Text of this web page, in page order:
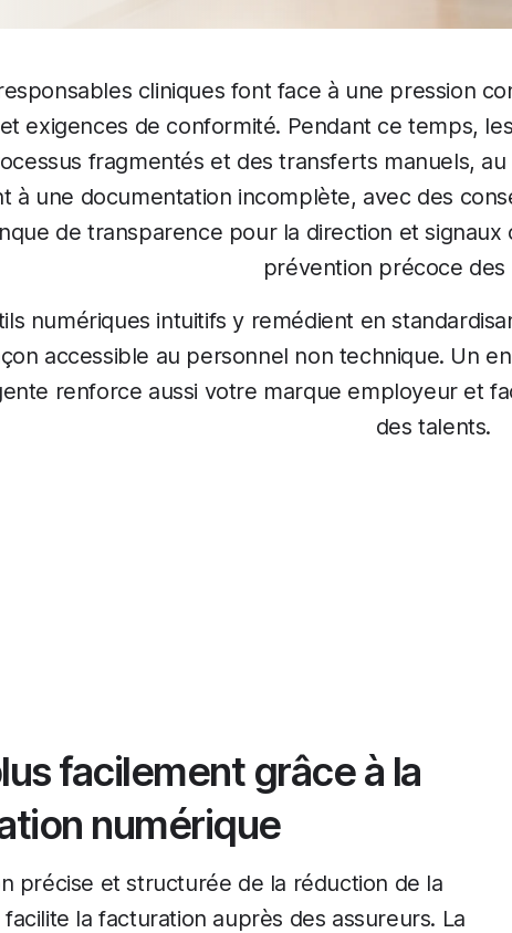
cliniques font face à une pression
exigences de conformité. Pendant ce temps,
fragmentés et des transferts manuels,
à une documentation incomplète, avec des
de transparence pour la direction et
prévention précoce des
numériques intuitifs y remédient en
accessible au personnel non technique. Un
renforce aussi votre marque employeur et
des talents.
facilement grâce à la
numérique
précise et structurée de la réduction de la
la facturation auprès des assureurs. La